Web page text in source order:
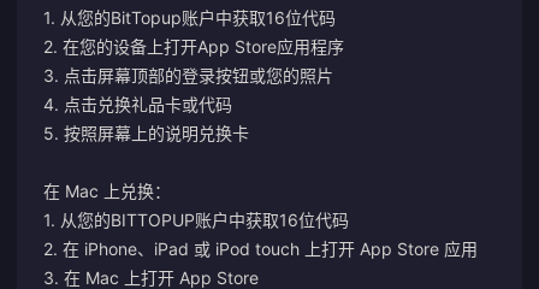
1. 从您的BitTopup账户中获取16位代码
2. 在您的设备上打开App Store应用程序
3. 点击屏幕顶部的登录按钮或您的照片
4. 点击兑换礼品卡或代码
5. 按照屏幕上的说明兑换卡
在 Mac 上兑换：
1. 从您的BITTOPUP账户中获取16位代码
2. 在 iPhone、iPad 或 iPod touch 上打开 App Store 应用
3. 在 Mac 上打开 App Store